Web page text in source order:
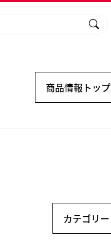
商品情報トップ
カテゴリー